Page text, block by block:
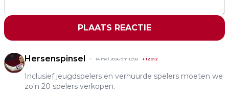
PLAATS REACTIE
Hersenspinsel 14 mei 2026 om 12:58 +12012
Inclusief jeugdspelers en verhuurde spelers moeten we
zo'n 20 spelers verkopen.